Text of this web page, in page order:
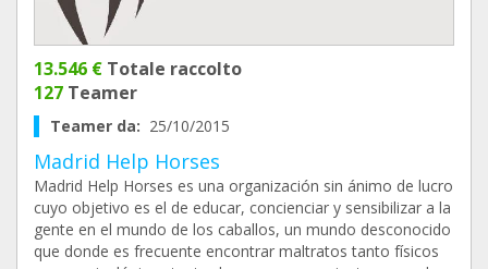
13.546 € Totale raccolto
127 Teamer
Teamer da: 25/10/2015
Madrid Help Horses
Madrid Help Horses es una organización sin ánimo de lucro
cuyo objetivo es el de educar, concienciar y sensibilizar a la
gente en el mundo de los caballos, un mundo desconocido
que donde es frecuente encontrar maltratos tanto físicos